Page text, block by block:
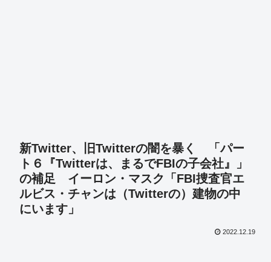
新Twitter、旧Twitterの闇を暴く 「パー
ト６『Twitterは、まるでFBIの子会社』」
の補足 イーロン・マスク「FBI捜査官エ
ルビス・チャンは（Twitterの）建物の中
にいます」
2022.12.19